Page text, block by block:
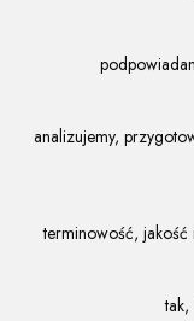
analizujemy,
terminowość,